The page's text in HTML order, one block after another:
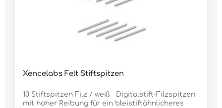
Xencelabs Felt Stiftspitzen
10 Stiftspitzen Filz / weiß Digitalstift-Filzspitzen
mit hoher Reibung für ein bleistiftähnlicheres